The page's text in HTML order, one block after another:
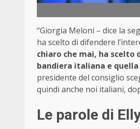
“Giorgia Meloni – dice la
ha scelto di difendere
chiaro che mai, ha scelto
bandiera italiana e quella
presidente del consiglio
quindi anche noi italiani,
Le parole di